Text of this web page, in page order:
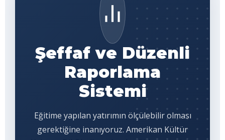
Şeffaf ve Düzenli
Raporlama
Sistemi
Eğitime yapılan yatırımın ölçülebilir olması
gerektiğine inanıyoruz. Amerikan Kültür